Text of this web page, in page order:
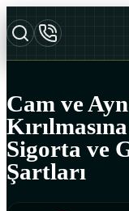
Cam ve
Sigorta ve
Şartları